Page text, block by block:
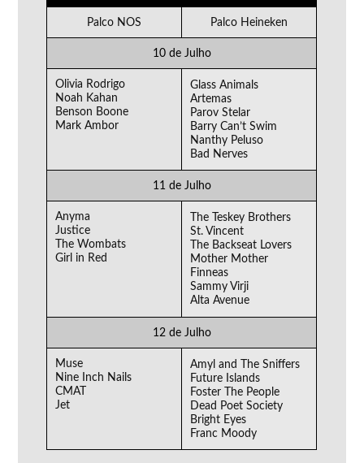
Palco NOS Palco Heineken
10 de Julho
Olivia Rodrigo
Noah Kahan
Benson Boone
Mark Ambor
Glass Animals
Artemas
Parov Stelar
Barry Can’t Swim
Nanthy Peluso
Bad Nerves
11 de Julho
Anyma
Justice
The Wombats
Girl in Red
The Teskey Brothers
St. Vincent
The Backseat Lovers
Mother Mother
Finneas
Sammy Virji
Alta Avenue
12 de Julho
Muse
Nine Inch Nails
CMAT
Jet
Amyl and The Sniffers
Future Islands
Foster The People
Dead Poet Society
Bright Eyes
Franc Moody